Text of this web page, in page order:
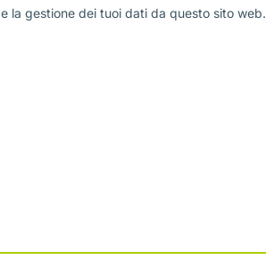
la gestione dei tuoi dati da questo sito web.